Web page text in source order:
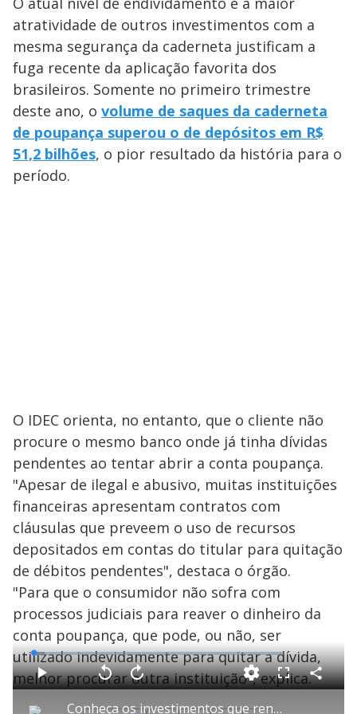
atratividade de outros investimentos com a
mesma segurança da caderneta justificam a
fuga recente da aplicação favorita dos
brasileiros. Somente no primeiro trimestre
deste ano, o volume de saques da caderneta
de poupança superou o de depósitos em R$
51,2 bilhões, o pior resultado da história para o
período.
O IDEC orienta, no entanto, que o cliente não
procure o mesmo banco onde já tinha dívidas
pendentes ao tentar abrir a conta poupança.
"Apesar de ilegal e abusivo, muitas instituições
financeiras apresentam contratos com
cláusulas que preveem o uso de recursos
depositados em contas do titular para quitação
de débitos pendentes", destaca o órgão.
"Para que o consumidor não sofra com
processos judiciais para reaver o dinheiro da
conta poupança, que pode, ou não, ser
utilizado indevidamente para quitar a dívida,
melhor procurar outra instituição", explica.
Conheça os investimentos que rendem mais do que a poupança
P V
t
A
n
L
o
a
d
e
4
F C
o